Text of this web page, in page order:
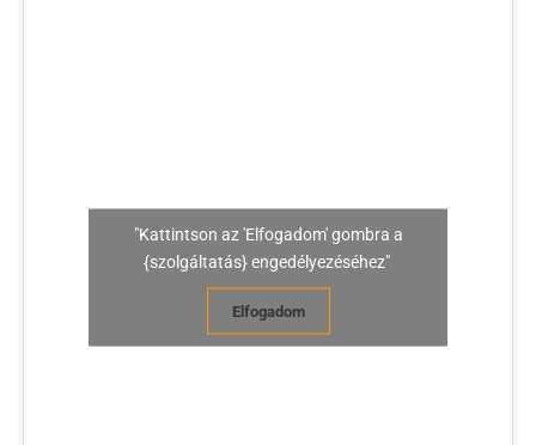
"Kattintson az 'Elfogadom' gombra a
{szolgáltatás} engedélyezéséhez"
Elfogadom